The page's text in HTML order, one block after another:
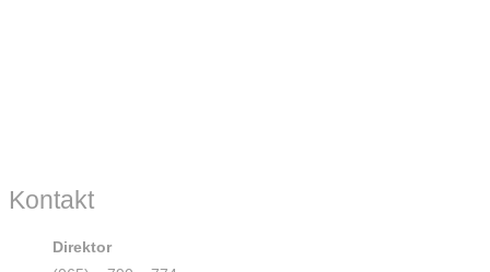
Kontakt
Direktor